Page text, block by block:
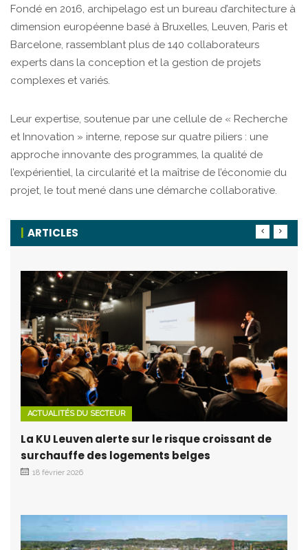
Fondé en 2016, archipelago est un bureau d’architecture à
dimension européenne basé à Bruxelles, Leuven, Paris et
Barcelone, rassemblant plus de 140 collaborateurs
experts dans la conception et la gestion de projets
complexes et variés.
Leur expertise, soutenue par une cellule de « Recherche
et Innovation » interne, repose sur quatre piliers : une
approche innovante des programmes, la qualité de
l’expérientiel, la circularité et la maîtrise de l’économie du
projet, le tout mené dans une démarche collaborative.
ARTICLES
ACTUALITÉS DU SECTEUR
La KU Leuven alerte sur le risque croissant de
surchauffe des logements belges
18 février 2026